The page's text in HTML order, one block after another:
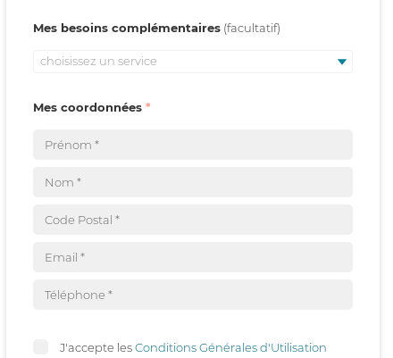
Mes besoins complémentaires
choisissez un service
Mes coordonnées
J'accepte lesConditions Générales d'Utilisation